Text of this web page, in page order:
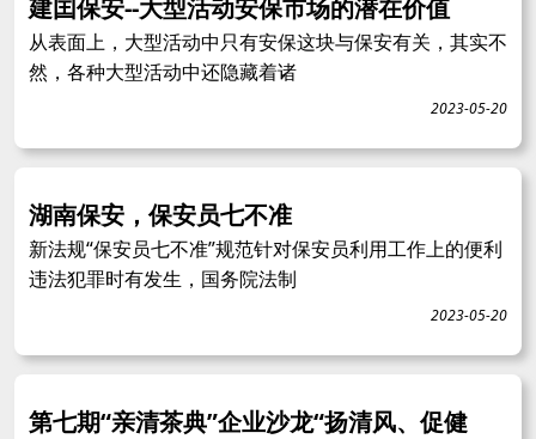
建囯保安--大型活动安保市场的潜在价值
从表面上，大型活动中只有安保这块与保安有关，其实不
然，各种大型活动中还隐藏着诸
2023-05-20
湖南保安，保安员七不准
新法规“保安员七不准”规范针对保安员利用工作上的便利
违法犯罪时有发生，国务院法制
2023-05-20
第七期“亲清茶典”企业沙龙“扬清风、促健